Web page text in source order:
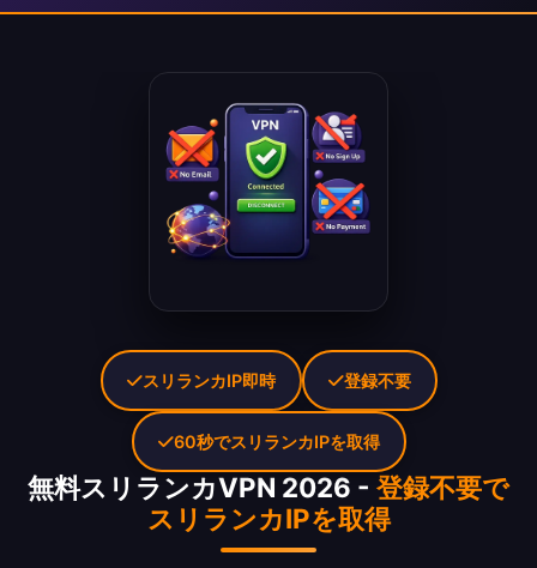
無料スリランカVPN 2026 - 登録不要で
スリランカIPを取得
スリランカIP即時 登録不要
60秒でスリランカIPを取得